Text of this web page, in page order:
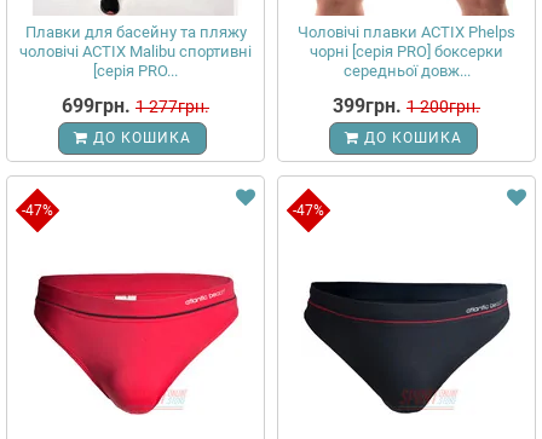
Плавки для басейну та пляжу
чоловічі ACTIX Malibu спортивні
[серія PRO...
699грн. 1 277грн.
ДО КОШИКА
Чоловічі плавки ACTIX Phelps
чорні [серія PRO] боксерки
середньої довж...
399грн. 1 200грн.
ДО КОШИКА
-47% -47%